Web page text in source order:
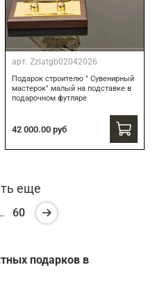
арт. Zzlatgb02042026
Подарок строителю " Сувенирный
мастерок" малый на подставке в
подарочном футляре
42 000.00 руб
еще
60
подарков в